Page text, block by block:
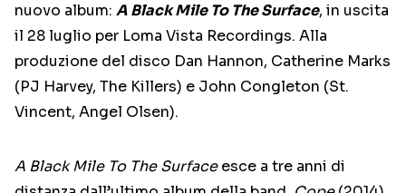
nuovo album: A Black Mile To The Surface, in uscita
il 28 luglio per Loma Vista Recordings. Alla
produzione del disco Dan Hannon, Catherine Marks
(PJ Harvey, The Killers) e John Congleton (St.
Vincent, Angel Olsen).
A Black Mile To The Surfaceesce a tre anni di